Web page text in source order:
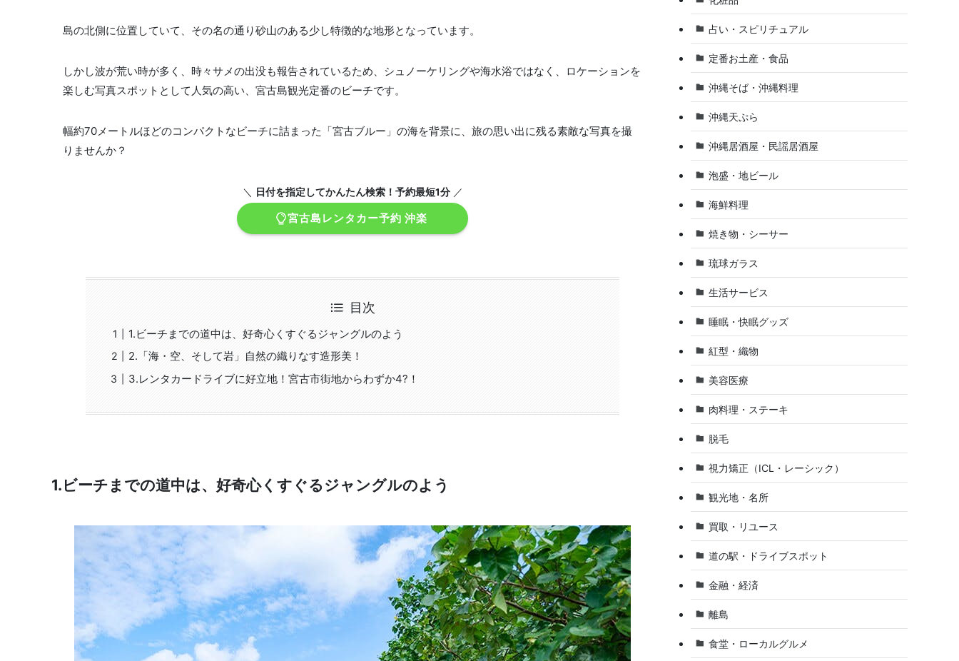
島の北側に位置していて、その名の通り砂山のある少し特徴的な地形となっています。
しかし波が荒い時が多く、時々サメの出没も報告されているため、シュノーケリングや海水浴ではなく、ロケーションを
楽しむ写真スポットとして人気の高い、宮古島観光定番のビーチです。
幅約70メートルほどのコンパクトなビーチに詰まった「宮古ブルー」の海を背景に、旅の思い出に残る素敵な写真を撮
りませんか？
＼ 日付を指定してかんたん検索！予約最短1分／
宮古島レンタカー予約 沖楽
目次
1.ビーチまでの道中は、好奇心くすぐるジャングルのよう
2.「海・空、そして岩」自然の織りなす造形美！
3.レンタカードライブに好立地！宮古市街地からわずか4?！
1.ビーチまでの道中は、好奇心くすぐるジャングルのよう
占い・スピリチュアル
定番お土産・食品
沖縄そば・沖縄料理
沖縄天ぷら
沖縄居酒屋・民謡居酒屋
泡盛・地ビール
海鮮料理
焼き物・シーサー
琉球ガラス
生活サービス
睡眠・快眠グッズ
紅型・織物
美容医療
肉料理・ステーキ
脱毛
視力矯正（ICL・レーシック）
観光地・名所
買取・リユース
道の駅・ドライブスポット
金融・経済
離島
食堂・ローカルグルメ